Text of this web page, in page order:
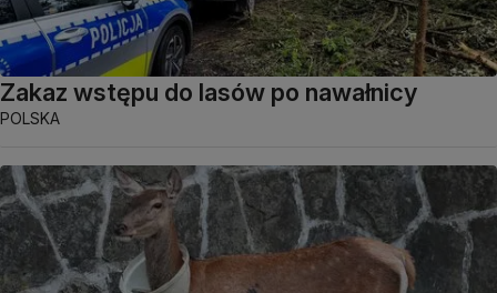
Zakaz wstępu do lasów po nawałnicy
POLSKA